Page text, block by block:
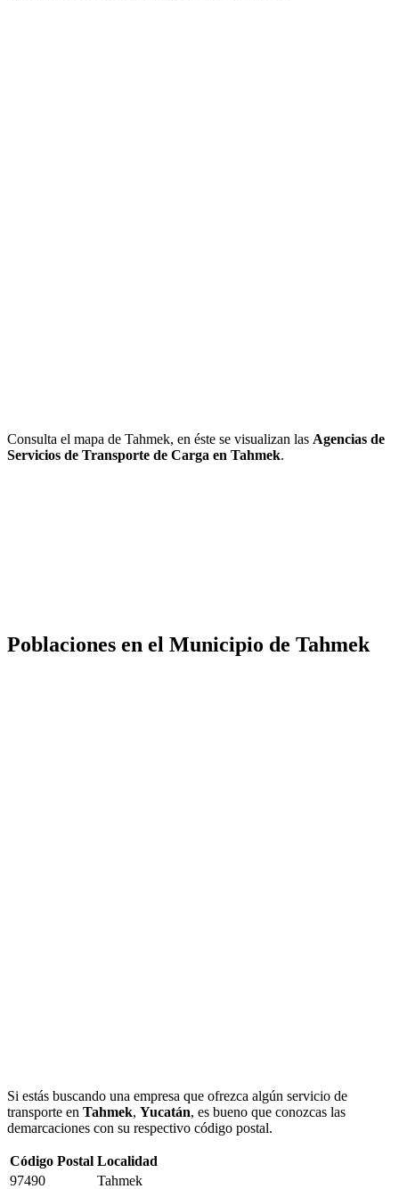
Consulta el mapa de Tahmek, en éste se visualizan las Agencias de
Servicios de Transporte de Carga en Tahmek.
Poblaciones en el Municipio de Tahmek
Si estás buscando una empresa que ofrezca algún servicio de
transporte en Tahmek, Yucatán, es bueno que conozcas las
demarcaciones con su respectivo código postal.
Código Postal Localidad
97490
Tahmek